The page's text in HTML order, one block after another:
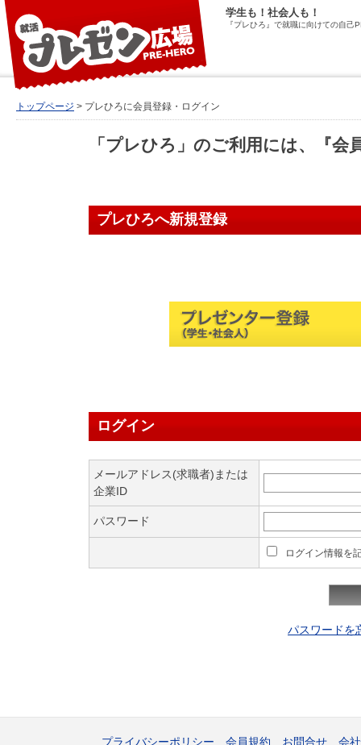
学生も！社会人も！
『プレひろ』で就職に向けての自己
トップページ > プレひろに会員登録・ログイン
「プレひろ」のご利用には、『
プレひろへ新規登録
ログイン
メールアドレス(求職者)または
企業ID
パスワード
ログイン情報を
パスワードを
プライバシーポリシー 会員規約 お問合せ 会